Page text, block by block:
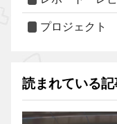
プロジェクト
読まれている記